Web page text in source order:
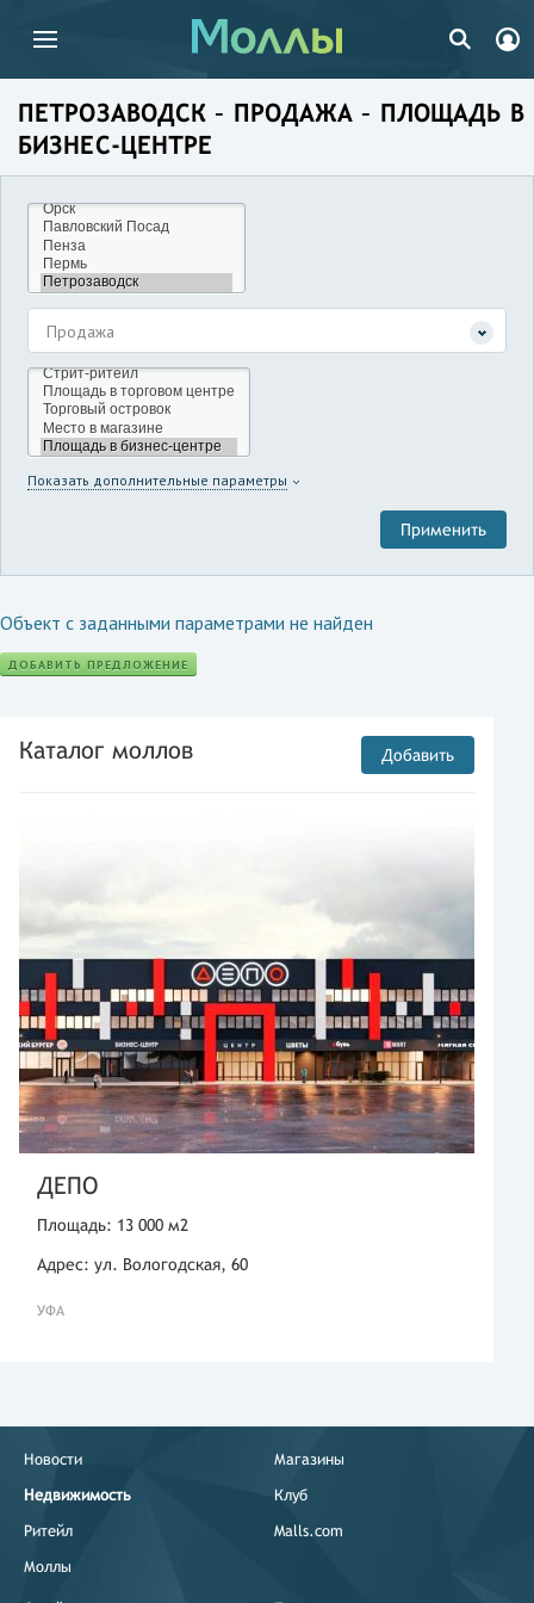
ПЕТРОЗАВОДСК – ПРОДАЖА – ПЛОЩАДЬ В
БИЗНЕС-ЦЕНТРЕ
Продажа
Показать дополнительные параметры
Объект с заданными параметрами не найден
ДОБАВИТЬ ПРЕДЛОЖЕНИЕ
Каталог моллов Добавить
ДЕПО
Площадь: 13 000 м2
Адрес: ул. Вологодская, 60
УФА
Новости
Недвижимость
Ритейл
Моллы
Магазины
Клуб
Malls.com